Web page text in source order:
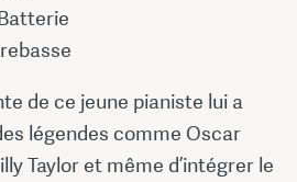
de ce jeune pianiste lui a
légendes comme Oscar
Taylor et même d’intégrer le